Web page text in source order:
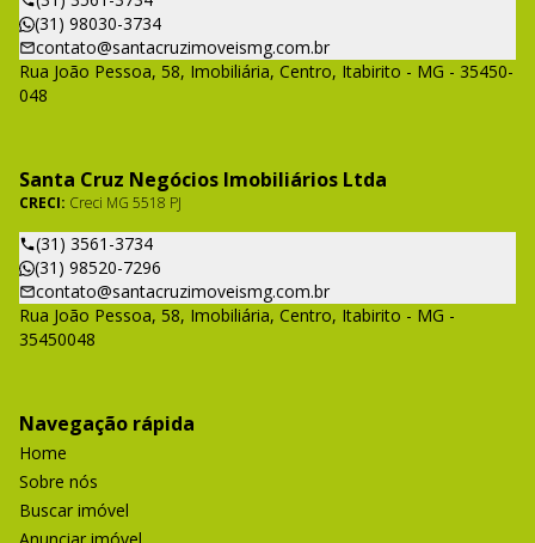
(31) 98030-3734
contato@santacruzimoveismg.com.br
Rua João Pessoa, 58, Imobiliária, Centro, Itabirito - MG - 35450-
048
Santa Cruz Negócios Imobiliários Ltda
CRECI: Creci MG 5518 PJ
(31) 3561-3734
(31) 98520-7296
contato@santacruzimoveismg.com.br
Rua João Pessoa, 58, Imobiliária, Centro, Itabirito - MG -
35450048
Navegação rápida
Home
Sobre nós
Buscar imóvel